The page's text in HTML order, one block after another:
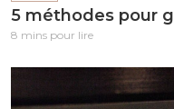
5 méthodes pour
8 mins pour lire